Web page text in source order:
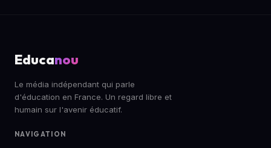
Educanou
Le média indépendant qui parle
d'éducation en France. Un regard libre et
humain sur l'avenir éducatif.
NAVIGATION